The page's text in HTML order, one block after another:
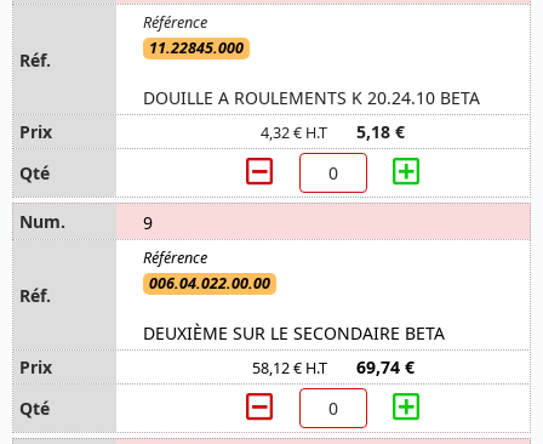
11.22845.000
DOUILLE A ROULEMENTS K 20.24.10 BETA
4,32 € H.T 5,18 €
9
006.04.022.00.00
DEUXIÈME SUR LE SECONDAIRE BETA
58,12 € H.T 69,74 €